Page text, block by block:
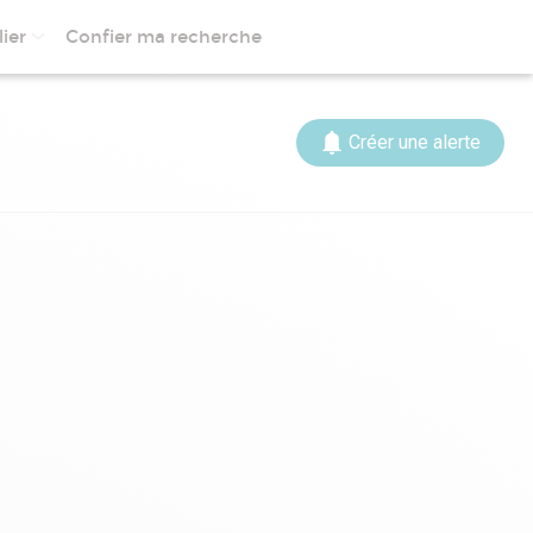
Confier ma recherche
Créer une alerte